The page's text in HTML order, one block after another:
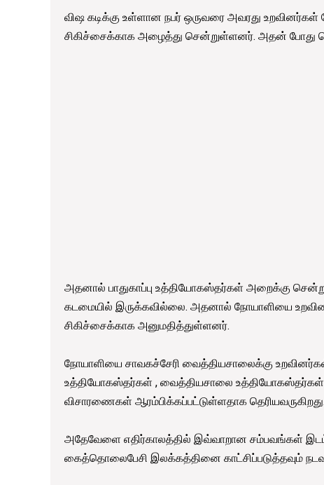
விஷ கடிக்கு உள்ளான நபர் ஒருவரை அவரது உறவினர்கள்
சிகிச்சைக்காக அழைத்து சென்றுள்ளனர். அதன் போது
அதனால் பாதுகாப்பு உத்தியோகஸ்தர்கள் அறைக்கு
கடமையில் இருக்கவில்லை. அதனால் நோயாளியை
சிகிச்சைக்காக அனுமதித்துள்ளனர்.
நோயாளியை சாவகச்சேரி வைத்தியசாலைக்கு
உத்தியோகஸ்தர்கள் , வைத்தியசாலை
விசாரணைகள் ஆரம்பிக்கப்பட்டுள்ளதாக தெரியவருகிறது.
அதேவேளை எதிர்காலத்தில் இவ்வாறான சம்பவங்கள்
கைத்தொலைபேசி இலக்கத்தினை காட்சிப்படுத்தவும்